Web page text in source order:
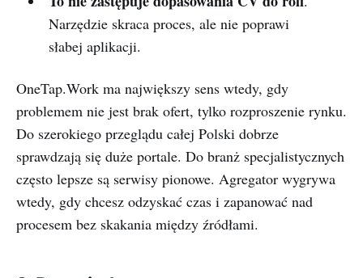
Narzędzie skraca proces, ale nie poprawi
słabej aplikacji.
OneTap.Work ma największy sens wtedy, gdy
problemem nie jest brak ofert, tylko rozproszenie rynku.
Do szerokiego przeglądu całej Polski dobrze
sprawdzają się duże portale. Do branż specjalistycznych
często lepsze są serwisy pionowe. Agregator wygrywa
wtedy, gdy chcesz odzyskać czas i zapanować nad
procesem bez skakania między źródłami.